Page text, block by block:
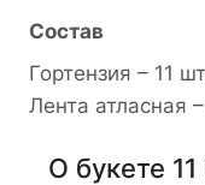
Состав
Гортензия – 11
Лента атласная
О букете